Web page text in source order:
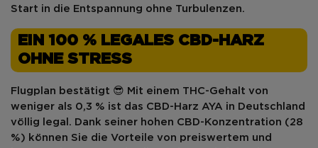
Start in die Entspannung ohne Turbulenzen.
EIN 100 % LEGALES CBD-HARZ
OHNE STRESS
Flugplan bestätigt 😎 Mit einem THC-Gehalt von
weniger als 0,3 % ist das CBD-Harz AYA in Deutschland
völlig legal . Dank seiner hohen CBD-Konzentration (28
%) können Sie die Vorteile von preiswertem und